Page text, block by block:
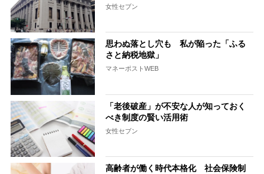
女性セブン
思わぬ落とし穴も 私が陥った「ふる
さと納税地獄」
マネーポストWEB
「老後破産」が不安な人が知っておく
べき制度の賢い活用術
女性セブン
高齢者が働く時代本格化 社会保険制